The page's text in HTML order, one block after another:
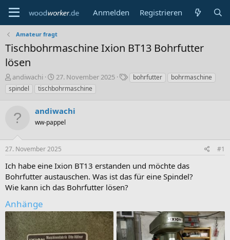
Anmelden Registrieren
Amateur fragt
Tischbohrmaschine Ixion BT13 Bohrfutter
lösen
E
r
s
e
e
r
andiwachi
E
r
s
e
l
t
a
27. November 2025
S
o
e
bohrfutter
bohrmaschine
spindel
tischbohrmaschine
andiwachi
ww-pappel
27. November 2025 #1
Ich habe eine Ixion BT13 erstanden und möchte das
Bohrfutter austauschen. Was ist das für eine Spindel?
Wie kann ich das Bohrfutter lösen?
Anhänge